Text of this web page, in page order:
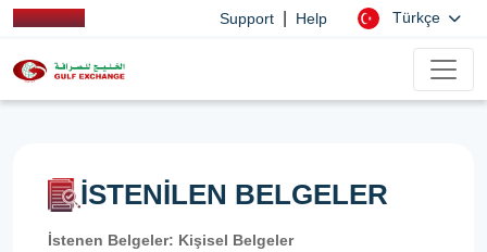
Support Help Türkçe
İSTENİLEN BELGELER
İstenen Belgeler: Kişisel Belgeler